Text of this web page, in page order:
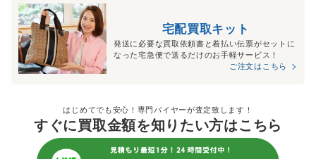
宅配買取キット
発送に必要な買取依頼書と着払い伝票がセットに
なった宅急便で送るだけのお手軽サービス！
ご注文はこちら
はじめてでも安心！専門バイヤーが査定致します！
すぐに買取金額を知りたい方はこちら